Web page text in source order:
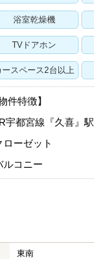
す
浴室乾燥機
TVドアホン
ースペース2台以上
件特徴】
宇都宮線『久喜』
ローゼット
ルコニー
東南